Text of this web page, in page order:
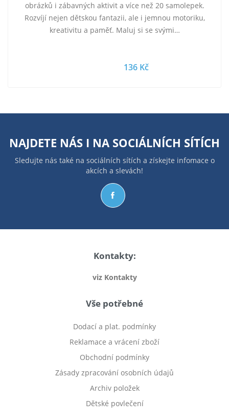
obrázků i zábavných aktivit a více než 20 samolepek.
Rozvíjí nejen dětskou fantazii, ale i jemnou motoriku,
kreativitu a paměť. Maluj si se svými…
136 Kč
NAJDETE NÁS I NA SOCIÁLNÍCH SÍTÍCH
Sledujte nás také na sociálních sítích a získejte infomace o
akcích a slevách!
Kontakty:
viz Kontakty
Vše potřebné
Dodací a plat. podmínky
Reklamace a vrácení zboží
Obchodní podmínky
Zásady zpracování osobních údajů
Archiv položek
Dětské povlečení